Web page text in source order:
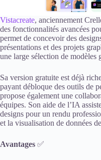
Vistacreate, anciennement
des fonctionnalités avancées
permet de concevoir des
présentations et des projets
une large sélection de modèles
Sa version gratuite est déjà
payant débloque des outils de
propose également une
équipes. Son aide de l’IA
designs pour un rendu
et la visualisation de données
Avantages ✅